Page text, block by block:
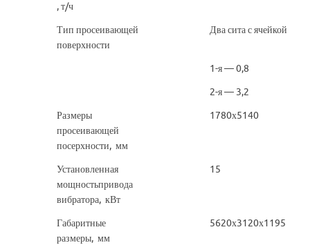
, т/ч
Тип просеивающей
поверхности
Два сита с ячейкой
1-я — 0,8
2-я — 3,2
Размеры
просеивающей
посерхности, мм
1780х5140
Установленная
мощностьпривода
вибратора, кВт
15
Габаритные
размеры, мм
5620х3120х1195